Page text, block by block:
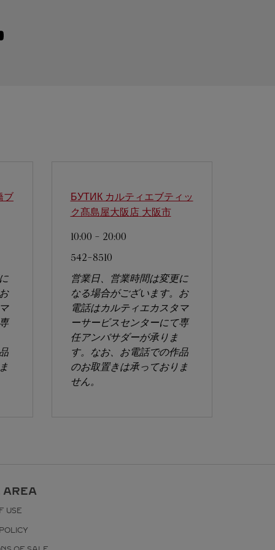
ブ
БУТИК カルティエブティッ
ク髙島屋大阪店 大阪市
10:00 - 20:00
542-8510
営業日、営業時間は変更に
なる場合がございます。お
電話はカルティエカスタマ
ーサービスセンターにて専
任アンバサダーが承りま
す。なお、お電話での作品
のお取置きは承っておりま
せん。
AREA
USE